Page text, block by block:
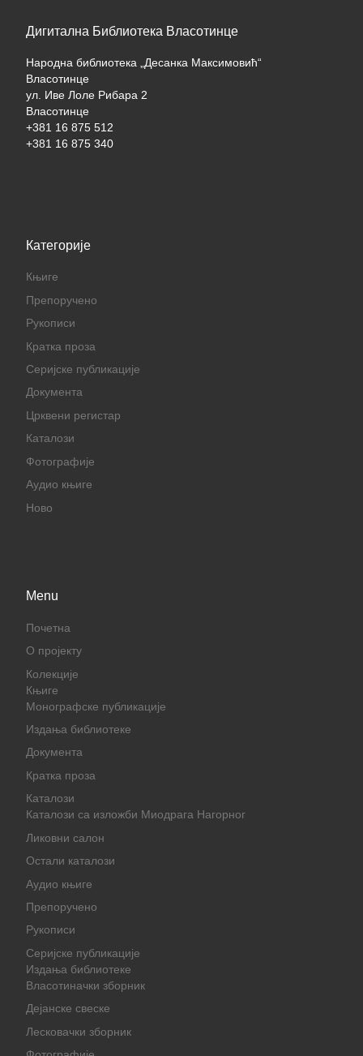
Дигитална Библиотека Власотинце
Народна библиотека „Десанка Максимовић“
Власотинце
ул. Иве Лоле Рибара 2
Власотинце
+381 16 875 512
+381 16 875 340
Категорије
Књиге
Препоручено
Рукописи
Кратка проза
Серијске публикације
Документа
Црквени регистар
Каталози
Фотографије
Аудио књиге
Ново
Menu
Почетна
О пројекту
Колекције
Књиге
Монографске публикације
Издања библиотеке
Документа
Кратка проза
Каталози
Каталози са изложби Миодрага Нагорног
Ликовни салон
Остали каталози
Аудио књиге
Препоручено
Рукописи
Серијске публикације
Издања библиотеке
Власотиначки зборник
Дејанске свеске
Лесковачки зборник